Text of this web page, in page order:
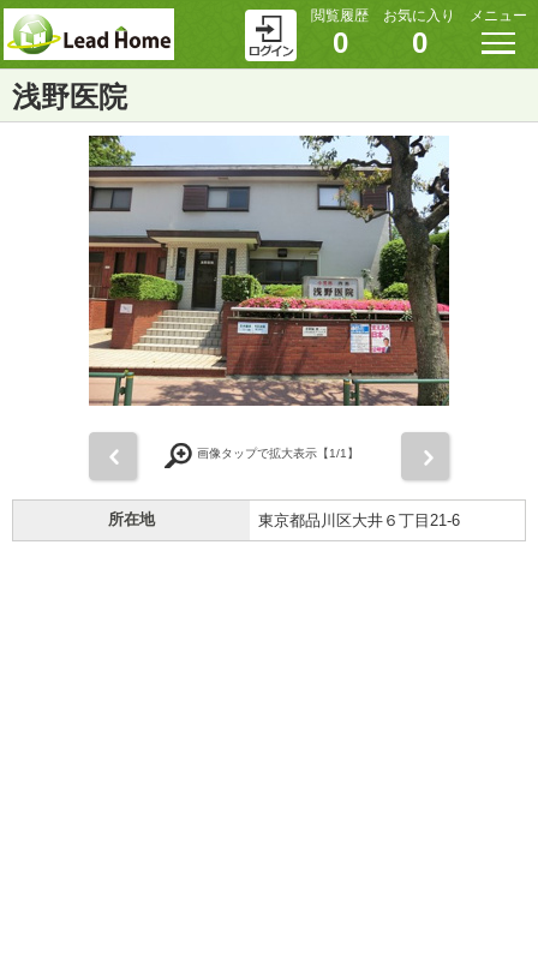
閲覧履歴
0
お気に入り
0
メニュー
浅野医院
画像タップで拡大表示【1/1】
所在地 東京都品川区大井６丁目21-6